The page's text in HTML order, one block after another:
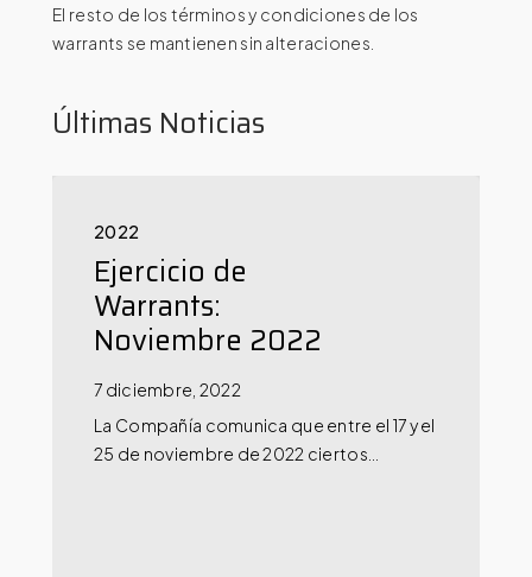
El resto de los términos y condiciones de los
warrants se mantienen sin alteraciones.
Últimas Noticias
2022
Ejercicio de
Warrants:
Noviembre 2022
7 diciembre, 2022
La Compañía comunica que entre el 17 y el
25 de noviembre de 2022 ciertos…